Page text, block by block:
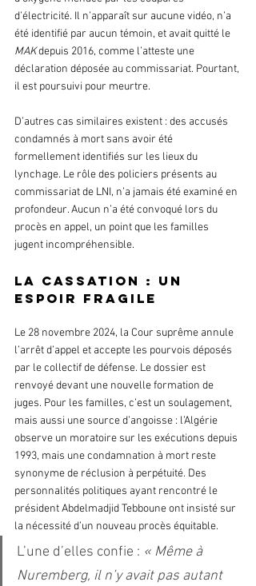
d’électricité. Il n’apparaît sur aucune vidéo, n’a
été identifié par aucun témoin, et avait quitté le
MAK depuis 2016, comme l’atteste une
déclaration déposée au commissariat. Pourtant,
il est poursuivi pour meurtre.
D’autres cas similaires existent : des accusés
condamnés à mort sans avoir été
formellement identifiés sur les lieux du
lynchage. Le rôle des policiers présents au
commissariat de LNI, n’a jamais été examiné en
profondeur. Aucun n’a été convoqué lors du
procès en appel, un point que les familles
jugent incompréhensible.
La cassation : un
espoir fragile
Le 28 novembre 2024, la Cour suprême annule
l’arrêt d’appel et accepte les pourvois déposés
par le collectif de défense. Le dossier est
renvoyé devant une nouvelle formation de
juges. Pour les familles, c’est un soulagement,
mais aussi une source d’angoisse : l’Algérie
observe un moratoire sur les exécutions depuis
1993, mais une condamnation à mort reste
synonyme de réclusion à perpétuité. Des
personnalités politiques ayant rencontré le
président Abdelmadjid Tebboune ont insisté sur
la nécessité d’un nouveau procès équitable.
L’une d’elles confie : « Même à
Nuremberg, il n’y avait pas autant